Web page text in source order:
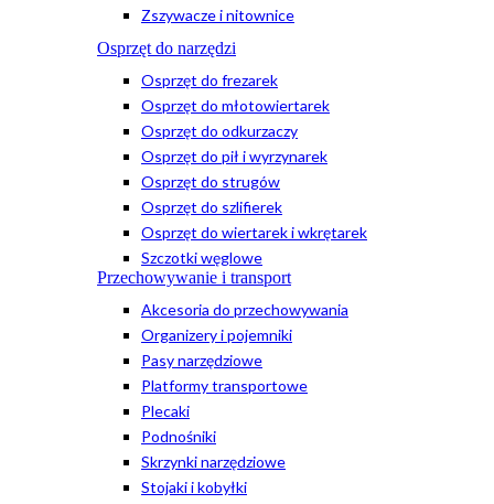
Zszywacze i nitownice
Osprzęt do narzędzi
Osprzęt do frezarek
Osprzęt do młotowiertarek
Osprzęt do odkurzaczy
Osprzęt do pił i wyrzynarek
Osprzęt do strugów
Osprzęt do szlifierek
Osprzęt do wiertarek i wkrętarek
Szczotki węglowe
Przechowywanie i transport
Akcesoria do przechowywania
Organizery i pojemniki
Pasy narzędziowe
Platformy transportowe
Plecaki
Podnośniki
Skrzynki narzędziowe
Stojaki i kobyłki